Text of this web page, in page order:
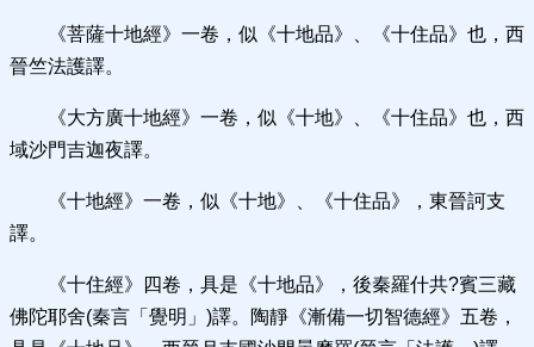
《菩薩十地經》一卷，似《十地品》、《十住品》也，西
晉竺法護譯。
《大方廣十地經》一卷，似《十地》、《十住品》也，西
域沙門吉迦夜譯。
《十地經》一卷，似《十地》、《十住品》，東晉訶支
譯。
《十住經》四卷，具是《十地品》，後秦羅什共?賓三藏
佛陀耶舍(秦言「覺明」)譯。陶靜《漸備一切智德經》五卷，